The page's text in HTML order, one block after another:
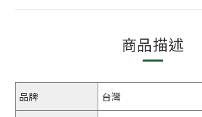
商品描述
品牌 台灣